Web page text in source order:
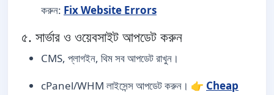
করুন: Fix Website Errors
৫. সার্ভার ও ওয়েবসাইট আপডেট করুন
CMS, প্লাগইন, থিম সব আপডেট রাখুন।
cPanel/WHM লাইসেন্স আপডেট করুন। 👉 Cheap